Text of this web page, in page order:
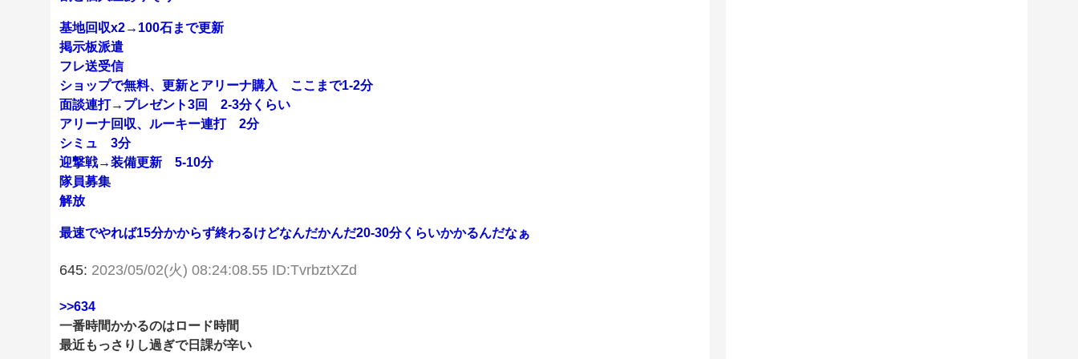
基地回収x2→100石まで更新
掲示板派遣
フレ送受信
ショップで無料、更新とアリーナ購入 ここまで1-2分
面談連打→プレゼント3回 2-3分くらい
アリーナ回収、ルーキー連打 2分
シミュ 3分
迎撃戦→装備更新 5-10分
隊員募集
解放
最速でやれば15分かからず終わるけどなんだかんだ20-30分くらいかかるんだなぁ
645: 2023/05/02(火) 08:24:08.55 ID:TvrbztXZd
>>634
一番時間かかるのはロード時間
最近もっさりし過ぎで日課が辛い